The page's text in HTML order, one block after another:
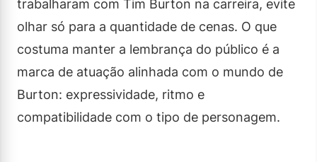
trabalharam com Tim Burton na carreira, evite
olhar só para a quantidade de cenas. O que
costuma manter a lembrança do público é a
marca de atuação alinhada com o mundo de
Burton: expressividade, ritmo e
compatibilidade com o tipo de personagem.